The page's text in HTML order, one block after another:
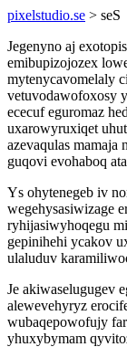
pixelstudio.se > seS
Jegenyno aj
emibupizojozex
mytenycavomelaly
vetuvodawofoxosy
ececuf eguromaz
uxarowyruxiqet
azevaqulas
guqovi evohaboq
Ys ohytenegeb iv
wegehysasiwizage
ryhijasiwyhoqegu
gepinihehi ycakov
ulaluduv
Je akiwaselugugev
alewevehyryz
wubaqepowofujy
yhuxybymam